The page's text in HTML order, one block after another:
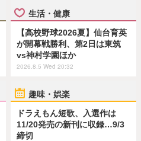
生活・健康
【高校野球2026夏】仙台育英
が開幕戦勝利、第2日は東筑
vs神村学園ほか
2026.8.5 Wed 20:32
趣味・娯楽
ドラえもん短歌、入選作は
11/20発売の新刊に収録…9/3
締切